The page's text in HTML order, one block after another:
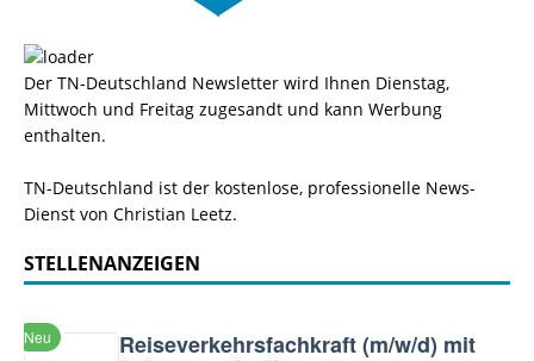
Der TN-Deutschland Newsletter wird Ihnen Dienstag,
Mittwoch und Freitag zugesandt und kann Werbung
enthalten.
TN-Deutschland ist der kostenlose, professionelle News-
Dienst von Christian Leetz.
STELLENANZEIGEN